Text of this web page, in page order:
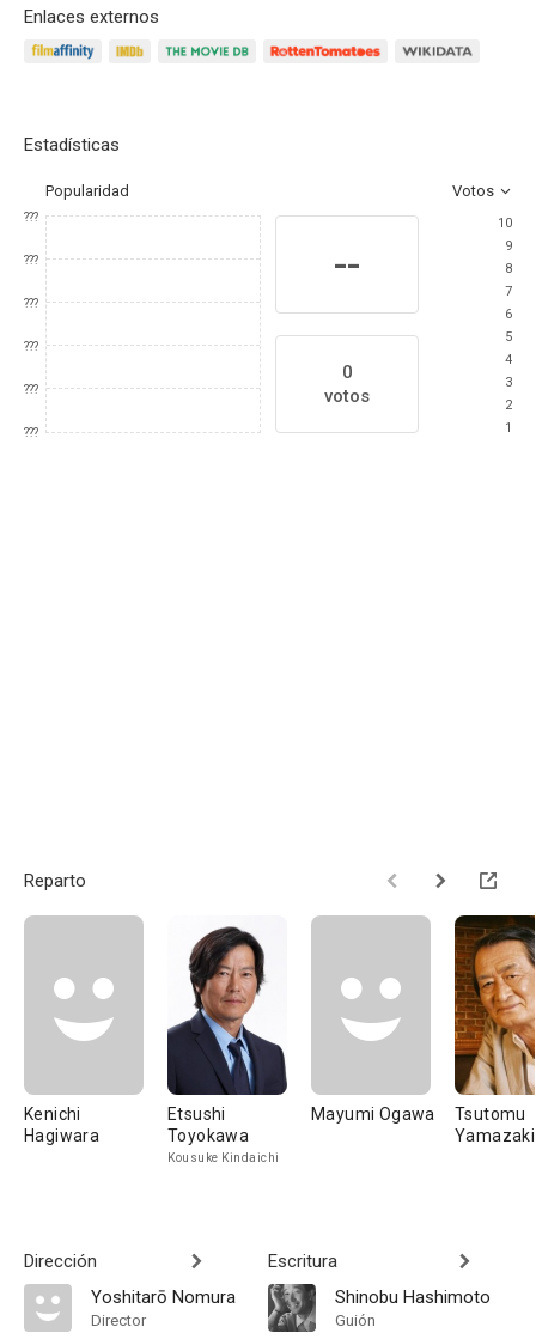
Enlaces externos
Estadísticas
Popularidad Votos
???
???
???
???
???
???
--
0
votos
10
9
8
7
6
5
4
3
2
1
Reparto
Kenichi
Hagiwara
Etsushi
Toyokawa
Kousuke Kindaichi
Mayumi Ogawa
Tsutomu
Yamazaki
Dirección
Yoshitarō Nomura
Director
Escritura
Shinobu Hashimoto
Guión